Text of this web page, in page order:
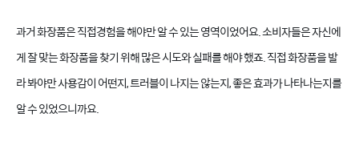
과거 화장품은 직접경험을 해야만 알 수 있는 영역이었어요. 소비자들은 자신에
게 잘 맞는 화장품을 찾기 위해 많은 시도와 실패를 해야 했죠. 직접 화장품을 발
라 봐야만 사용감이 어떤지, 트러블이 나지는 않는지, 좋은 효과가 나타나는지를
알 수 있었으니까요.